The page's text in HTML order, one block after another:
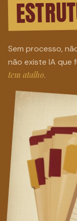
Sem processo,
não existe IA que
tem atalho.